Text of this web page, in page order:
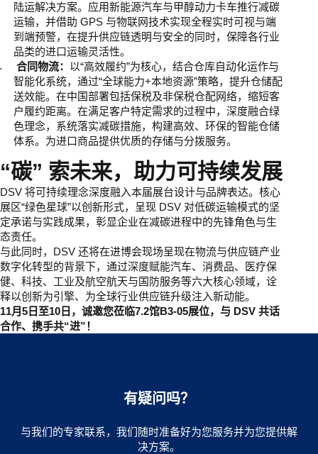
陆运解决方案。应用新能源汽车与甲醇动力卡车推行减碳
运输，并借助 GPS 与物联网技术实现全程实时可视与端
到端预警，在提升供应链透明与安全的同时，保障各行业
品类的进口运输灵活性。
合同物流： 以“高效履约”为核心，结合仓库自动化运作与
智能化系统，通过“全球能力+本地资源”策略，提升仓储配
送效能。在中国部署包括保税及非保税仓配网络，缩短客
户履约距离。在满足客户特定需求的过程中，深度融合绿
色理念，系统落实减碳措施，构建高效、环保的智能仓储
体系。为进口商品提供优质的存储与分拨服务。
“碳” 索未来，助力可持续发展
DSV 将可持续理念深度融入本届展台设计与品牌表达。核心
展区“绿色星球”以创新形式，呈现 DSV 对低碳运输模式的坚
定承诺与实践成果，彰显企业在减碳进程中的先锋角色与生
态责任。
与此同时，DSV 还将在进博会现场呈现在物流与供应链产业
数字化转型的背景下，通过深度赋能汽车、消费品、医疗保
健、科技、工业及航空航天与国防服务等六大核心领域，诠
释以创新为引擎、为全球行业供应链升级注入新动能。
11月5日至10日，诚邀您莅临7.2馆B3-05展位，与 DSV 共话
合作、携手共“进”！
有疑问吗？
与我们的专家联系，我们随时准备好为您服务并为您提供解
决方案。